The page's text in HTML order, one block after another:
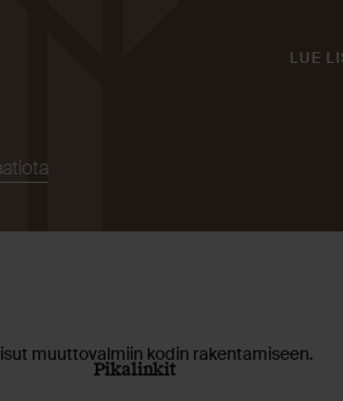
LUE
muuttovalmiin kodin rakentamiseen.
Pikalinkit